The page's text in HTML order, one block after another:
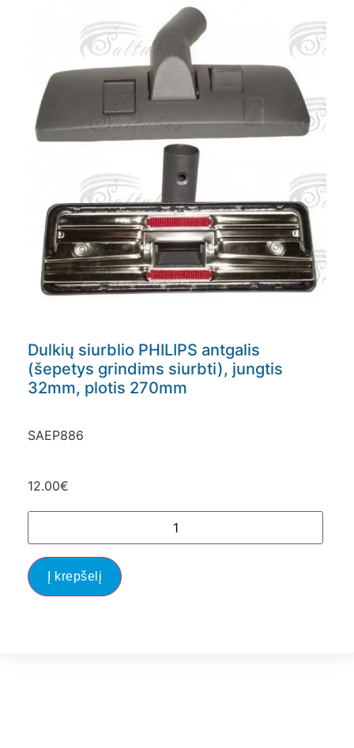
Dulkių siurblio PHILIPS antgalis
(šepetys grindims siurbti), jungtis
32mm, plotis 270mm
SAEP886
12.00€
Į krepšelį